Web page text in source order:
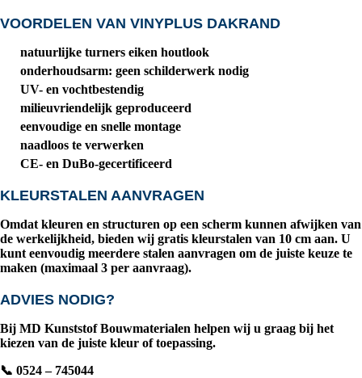
VOORDELEN VAN VINYPLUS DAKRAND
natuurlijke turners eiken houtlook
onderhoudsarm: geen schilderwerk nodig
UV- en vochtbestendig
milieuvriendelijk geproduceerd
eenvoudige en snelle montage
naadloos te verwerken
CE- en DuBo-gecertificeerd
KLEURSTALEN AANVRAGEN
Omdat kleuren en structuren op een scherm kunnen afwijken van
de werkelijkheid, bieden wij gratis kleurstalen van 10 cm aan. U
kunt eenvoudig meerdere stalen aanvragen om de juiste keuze te
maken (maximaal 3 per aanvraag).
ADVIES NODIG?
Bij MD Kunststof Bouwmaterialen helpen wij u graag bij het
kiezen van de juiste kleur of toepassing.
📞 0524 – 745044